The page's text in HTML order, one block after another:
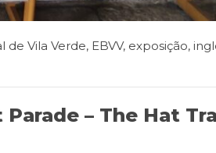
de Vila Verde, EBVV, exposição,
– The Hat